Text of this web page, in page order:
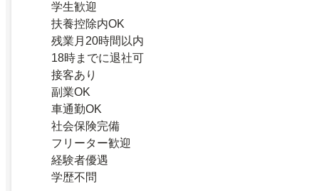
学生歓迎
扶養控除内OK
残業月20時間以内
18時までに退社可
接客あり
副業OK
車通勤OK
社会保険完備
フリーター歓迎
経験者優遇
学歴不問